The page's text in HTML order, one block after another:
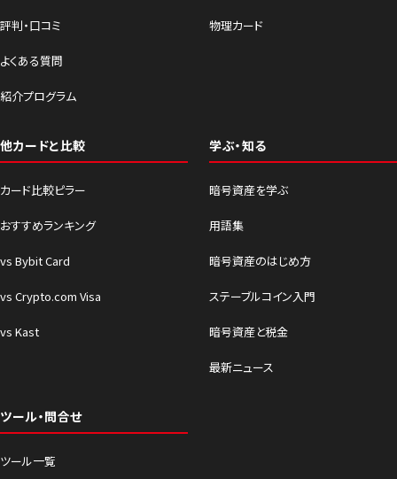
評判・口コミ
よくある質問
紹介プログラム
物理カード
他カードと比較
カード比較ピラー
おすすめランキング
vs Bybit Card
vs Crypto.com Visa
vs Kast
学ぶ・知る
暗号資産を学ぶ
用語集
暗号資産のはじめ方
ステーブルコイン入門
暗号資産と税金
最新ニュース
ツール・問合せ
ツール一覧